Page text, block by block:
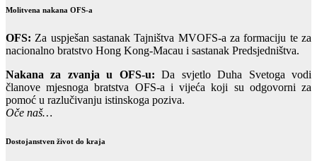
Molitvena nakana OFS-a
OFS: Za uspješan sastanak Tajništva MVOFS-a za formaciju te za
nacionalno bratstvo Hong Kong-Macau i sastanak Predsjedništva.
Nakana za zvanja u OFS-u: Da svjetlo Duha Svetoga vodi
članove mjesnoga bratstva OFS-a i vijeća koji su odgovorni za
pomoć u razlučivanju istinskoga poziva.
Oče naš…
Dostojanstven život do kraja